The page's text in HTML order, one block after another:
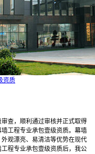
资质
查，顺利通过审核并正式取得
工程专业承包壹级资质。幕墙
观漂亮、易清洁等优势在现代
程专业承包壹级资质后，我公